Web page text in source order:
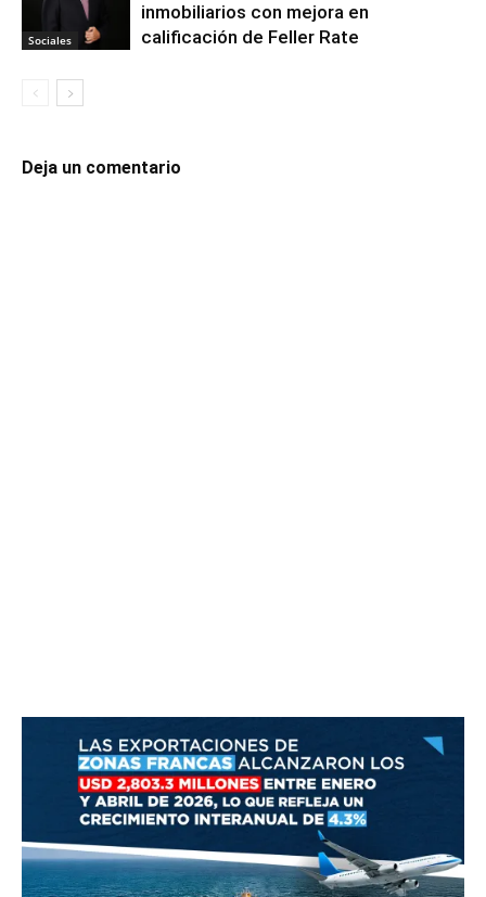
Sociales
inmobiliarios con mejora en
calificación de Feller Rate
Deja un comentario